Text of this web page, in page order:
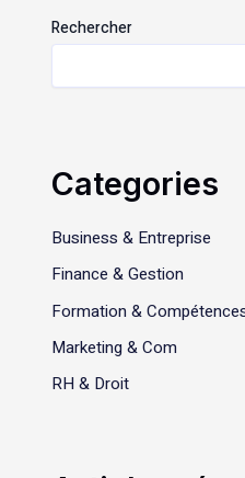
Rechercher
Categories
Business & Entreprise
Finance & Gestion
Formation &
Marketing & Com
RH & Droit